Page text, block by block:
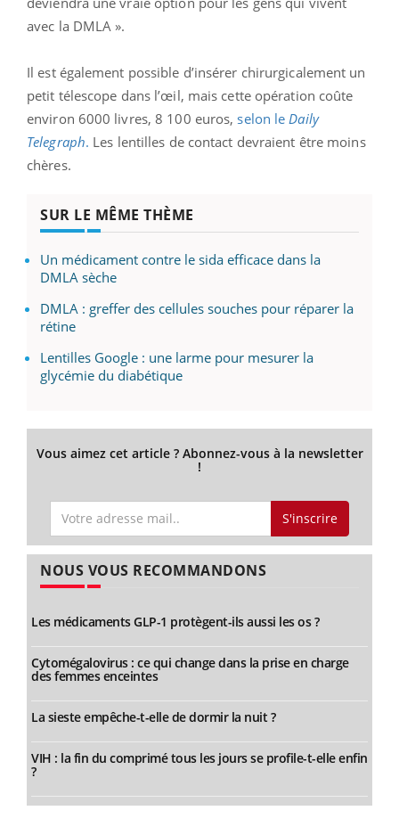
avec la DMLA ».
Il est également possible d’insérer chirurgicalement un
petit télescope dans l’œil, mais cette opération coûte
environ 6000 livres, 8 100 euros, selon le Daily
Telegraph. Les lentilles de contact devraient être moins
chères.
SUR LE MÊME THÈME
Un médicament contre le sida efficace dans la
DMLA sèche
DMLA : greffer des cellules souches pour réparer la
rétine
Lentilles Google : une larme pour mesurer la
glycémie du diabétique
Vous aimez cet article ? Abonnez-vous à la newsletter
!
S'inscrire
NOUS VOUS RECOMMANDONS
Les médicaments GLP-1 protègent-ils aussi les os ?
Cytomégalovirus : ce qui change dans la prise en charge
des femmes enceintes
La sieste empêche-t-elle de dormir la nuit ?
VIH : la fin du comprimé tous les jours se profile-t-elle enfin
?